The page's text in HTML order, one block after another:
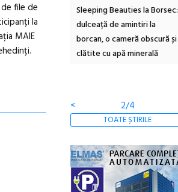
file de
la
MAIE
Sud cu a IX-a
Sleeping Beauties la Borsec:
dulceață de amintiri la
borcan, o cameră obscură și
clătite cu apă minerală
< 2/4
TOATE ȘTIRILE